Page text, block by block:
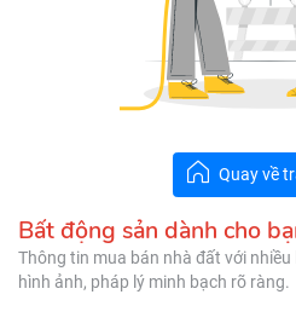
Quay về
Bất động sản dành cho
Thông tin mua bán nhà đất với nhiều
hình ảnh, pháp lý minh bạch rõ ràng.